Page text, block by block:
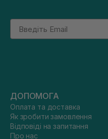
Email
ДОПОМОГА
Оплата та доставка
Як зробити замовлення
Відповіді на запитання
Про нас